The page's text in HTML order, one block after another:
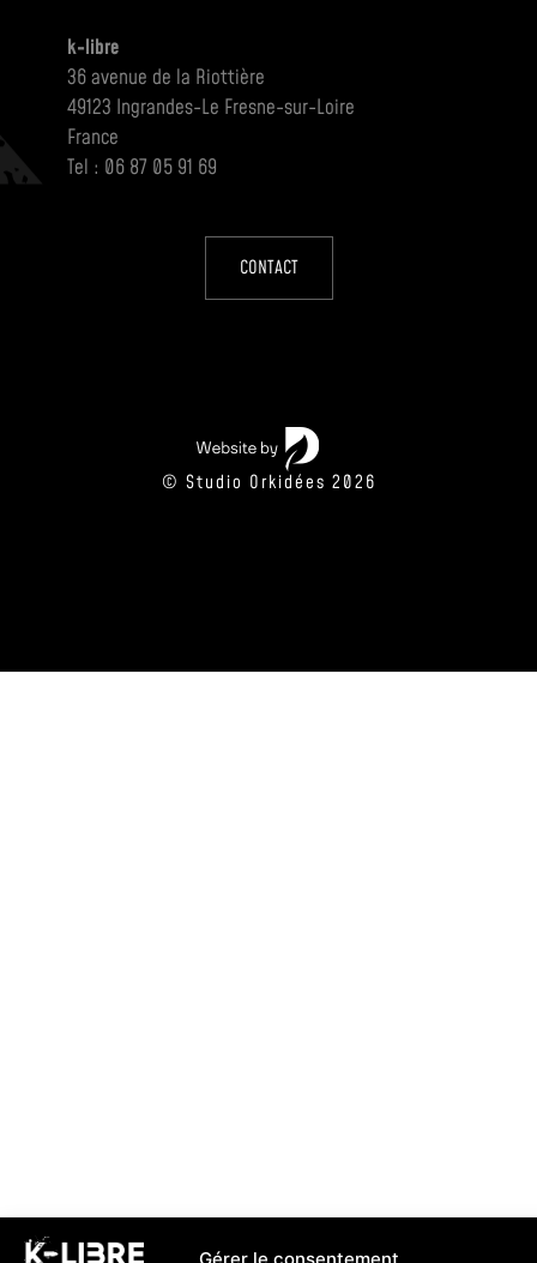
k-libre
36 avenue de la Riottière
49123 Ingrandes-Le Fresne-sur-Loire
France
Tel : 06 87 05 91 69
CONTACT
© Studio Orkidées 2026